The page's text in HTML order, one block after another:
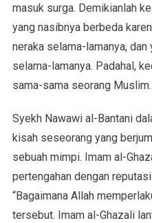
masuk surga. Demikianlah
yang nasibnya berbeda
neraka selama-lamanya,
selama-lamanya. Padahal,
sama-sama seorang Muslim.
Syekh Nawawi al-Bantani
kisah seseorang yang
sebuah mimpi. Imam al-
pertengahan dengan
“Bagaimana Allah
tersebut. Imam al-Ghazali